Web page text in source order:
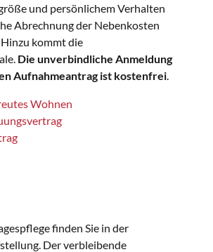
und persönlichem Verhalten
Abrechnung der Nebenkosten
kommt die
Die unverbindliche Anmeldung
Aufnahmeantrag ist kostenfrei.
Wohnen
finden Sie in der
Der verbleibende